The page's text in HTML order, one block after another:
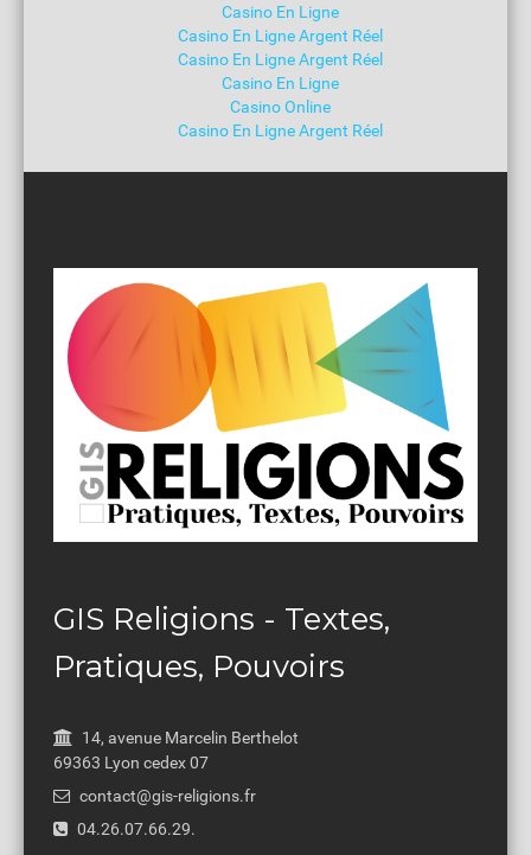
Casino En Ligne
Casino En Ligne Argent Réel
Casino En Ligne Argent Réel
Casino En Ligne
Casino Online
Casino En Ligne Argent Réel
GIS Religions - Textes,
Pratiques, Pouvoirs
14, avenue Marcelin Berthelot
69363 Lyon cedex 07
contact@gis-religions.fr
04.26.07.66.29.